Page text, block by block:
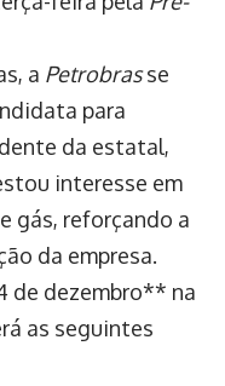
a Petrobrasse
para
da estatal,
interesse em
gás, reforçando a
da empresa.
de dezembro** na
as seguintes